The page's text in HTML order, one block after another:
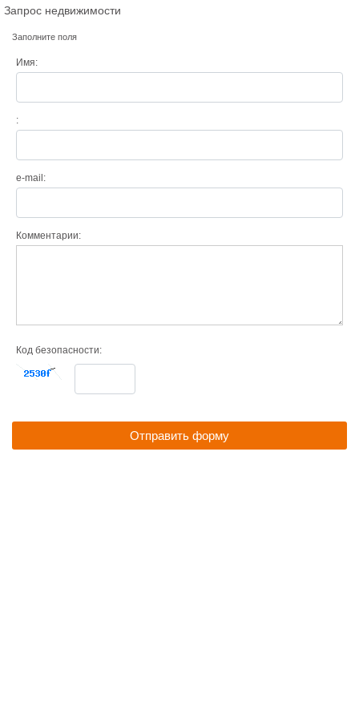
Запрос недвижимости
Заполните поля
Имя:
:
e-mail:
Комментарии:
Код безопасности: